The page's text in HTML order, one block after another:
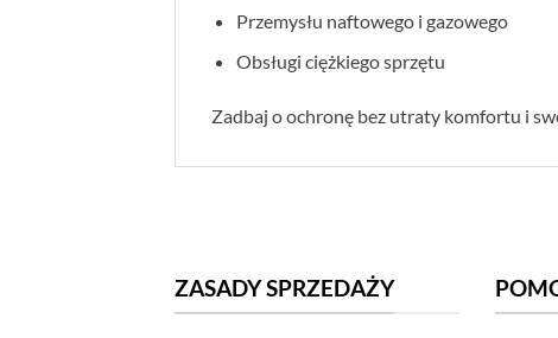
Przemysłu naftowego i gazowego
Obsługi ciężkiego sprzętu
Zadbaj o ochronę bez utraty komfortu i
ZASADY SPRZEDAŻY